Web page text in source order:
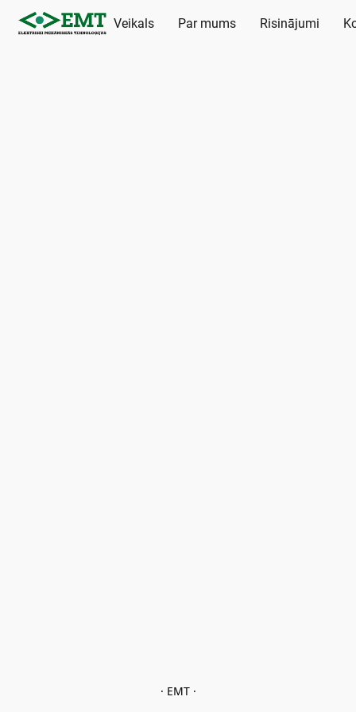
Veikals Par mums Risinājumi
· EMT ·